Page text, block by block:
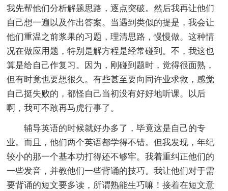
我先帮他们分析解题思路，逐点突破。然后我再让他们
自己想一遍以及作出答案。当遇到类似的提是，我会让
他们重温之前浆果的习题，理清思路，慢慢做。这种情
况在做应用题，特别是解方程是经常碰到。不，我这也
算是给自己作复习。因为，刚碰到题时，觉得很面熟，
但有时竟也要想很久。有些甚至要向同许业求救，感觉
自己挺失败的，都怪自己当初没有好好地听课。以后
啊，我可不敢再马虎行事了。
辅导英语的时候就好办多了，毕竟这是自己的专
业。而且，他们两个英语都学得不错。但我发现，年纪
较小的那一个基本功打得还不够牢。我着重纠正他们的
一些发音，并教他们一些背诵的技巧。我让他们对于需
要背诵的短文要多读，所谓熟能生巧嘛！接着在短文意